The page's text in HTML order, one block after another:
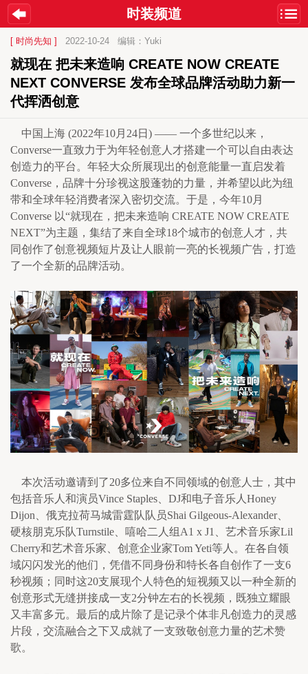
时装频道
[ 时尚先知 ] 2022-10-24 编辑：Yuki
就现在 把未来造响 CREATE NOW CREATE
NEXT CONVERSE 发布全球品牌活动助力新一
代挥洒创意
中国上海 (2022年10月24日) —— 一个多世纪以来，
Converse一直致力于为年轻创意人才搭建一个可以自由表达
创造力的平台。年轻大众所展现出的创意能量一直启发着
Converse，品牌十分珍视这股蓬勃的力量，并希望以此为纽
带和全球年轻消费者深入密切交流。于是，今年10月
Converse 以“就现在，把未来造响 CREATE NOW CREATE
NEXT”为主题，集结了来自全球18个城市的创意人才，共
同创作了创意视频短片及让人眼前一亮的长视频广告，打造
了一个全新的品牌活动。
本次活动邀请到了20多位来自不同领域的创意人士，其中
包括音乐人和演员Vince Staples、DJ和电子音乐人Honey
Dijon、俄克拉荷马城雷霆队队员Shai Gilgeous-Alexander、
硬核朋克乐队Turnstile、嘻哈二人组A1 x J1、艺术音乐家Lil
Cherry和艺术音乐家、创意企业家Tom Yeti等人。在各自领
域闪闪发光的他们，凭借不同身份和特长各自创作了一支6
秒视频；同时这20支展现个人特色的短视频又以一种全新的
创意形式无缝拼接成一支2分钟左右的长视频，既独立耀眼
又丰富多元。最后的成片除了是记录个体非凡创造力的灵感
片段，交流融合之下又成就了一支致敬创意力量的艺术赞
歌。